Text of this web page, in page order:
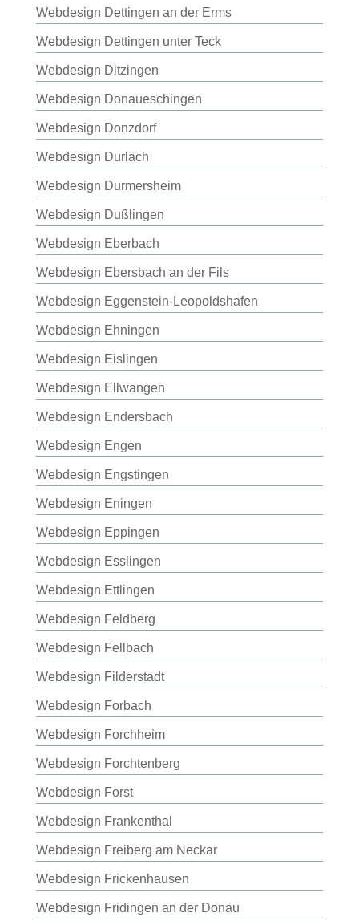
Webdesign Dettingen an der Erms
Webdesign Dettingen unter Teck
Webdesign Ditzingen
Webdesign Donaueschingen
Webdesign Donzdorf
Webdesign Durlach
Webdesign Durmersheim
Webdesign Dußlingen
Webdesign Eberbach
Webdesign Ebersbach an der Fils
Webdesign Eggenstein-Leopoldshafen
Webdesign Ehningen
Webdesign Eislingen
Webdesign Ellwangen
Webdesign Endersbach
Webdesign Engen
Webdesign Engstingen
Webdesign Eningen
Webdesign Eppingen
Webdesign Esslingen
Webdesign Ettlingen
Webdesign Feldberg
Webdesign Fellbach
Webdesign Filderstadt
Webdesign Forbach
Webdesign Forchheim
Webdesign Forchtenberg
Webdesign Forst
Webdesign Frankenthal
Webdesign Freiberg am Neckar
Webdesign Frickenhausen
Webdesign Fridingen an der Donau